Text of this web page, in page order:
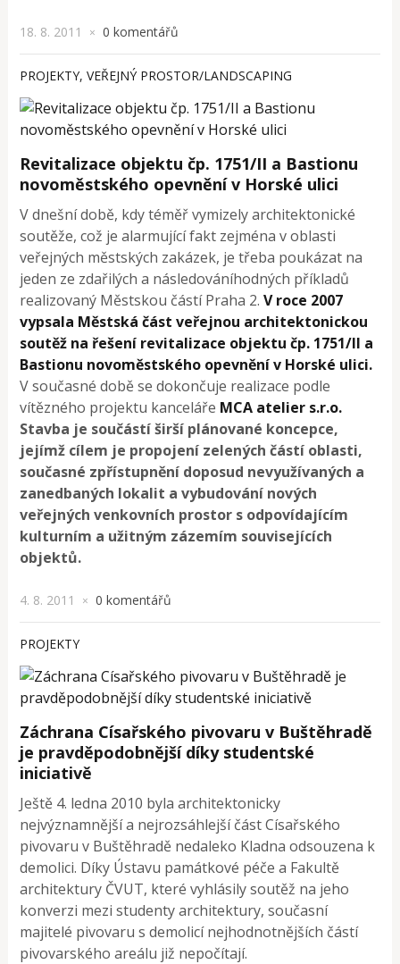
18. 8. 2011 × 0 komentářů
PROJEKTY,VEŘEJNÝ PROSTOR/LANDSCAPING
Revitalizace objektu čp. 1751/II a Bastionu
novoměstského opevnění v Horské ulici
V dnešní době, kdy téměř vymizely architektonické
soutěže, což je alarmující fakt zejména v oblasti
veřejných městských zakázek, je třeba poukázat na
jeden ze zdařilých a následováníhodných příkladů
realizovaný Městskou částí Praha 2.V roce 2007
vypsala Městská část veřejnou architektonickou
soutěž na řešení revitalizace objektu čp. 1751/II a
Bastionu novoměstského opevnění v Horské ulici.
V současné době se dokončuje realizace podle
vítězného projektu kanceláře MCA atelier s.r.o.
Stavba je součástí širší plánované koncepce,
jejímž cílem je propojení zelených částí oblasti,
současné zpřístupnění doposud nevyužívaných a
zanedbaných lokalit a vybudování nových
veřejných venkovních prostor s odpovídajícím
kulturním a užitným zázemím souvisejících
objektů.
4. 8. 2011 × 0 komentářů
PROJEKTY
Záchrana Císařského pivovaru v Buštěhradě
je pravděpodobnější díky studentské
iniciativě
Ještě 4. ledna 2010 byla architektonicky
nejvýznamnější a nejrozsáhlejší část Císařského
pivovaru v Buštěhradě nedaleko Kladna odsouzena k
demolici. Díky Ústavu památkové péče a Fakultě
architektury ČVUT, které vyhlásily soutěž na jeho
konverzi mezi studenty architektury, současní
majitelé pivovaru s demolicí nejhodnotnějších částí
pivovarského areálu již nepočítají.